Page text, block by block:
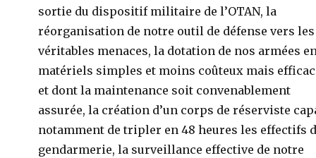
sortie du dispositif militaire de l’OTAN, la
réorganisation de notre outil de défense vers les
véritables menaces, la dotation de nos armées
matériels simples et moins coûteux mais
et dont la maintenance soit convenablement
assurée, la création d’un corps de réserviste
notamment de tripler en 48 heures les effectifs
gendarmerie, la surveillance effective de notre